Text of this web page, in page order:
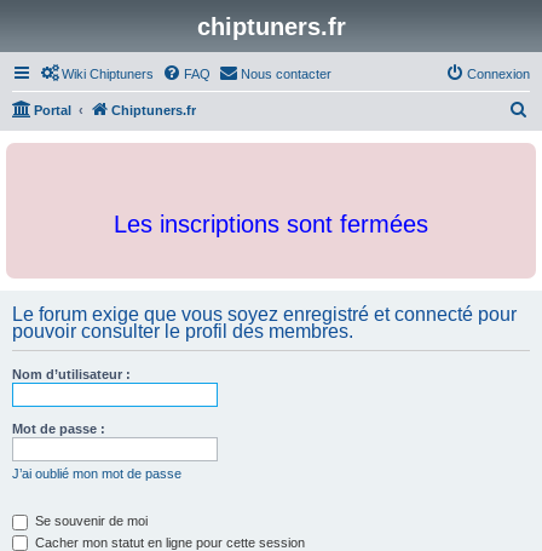
chiptuners.fr
Wiki Chiptuners FAQ Nous contacter Connexion
Portal Chiptuners.fr
c
Les inscriptions sont fermées
Le forum exige que vous soyez enregistré et connecté pour
pouvoir consulter le profil des membres.
Nom d’utilisateur :
Mot de passe :
J’ai oublié mon mot de passe
Se souvenir de moi
Cacher mon statut en ligne pour cette session